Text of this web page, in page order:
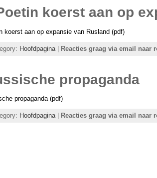
koerst aan op
koerst aan op expansie van Rusland (pdf)
Hoofdpagina| Reacties graag via email naar
propaganda
propaganda (pdf)
Hoofdpagina| Reacties graag via email naar